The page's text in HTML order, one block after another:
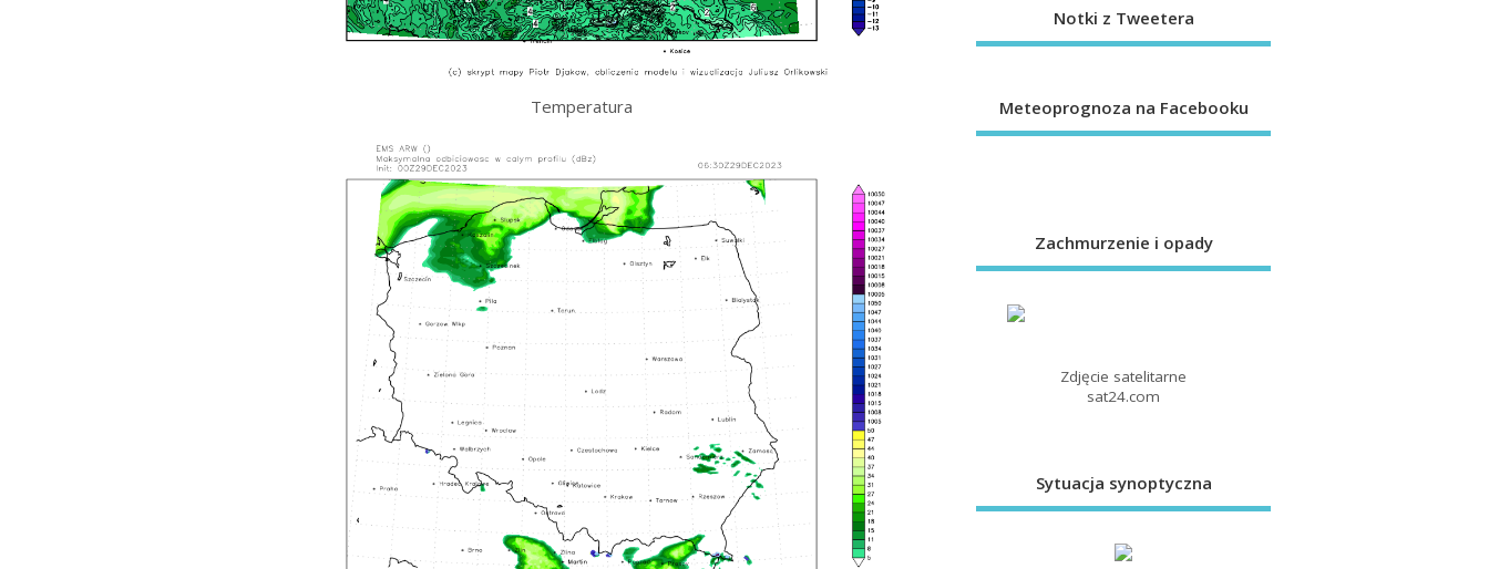
Temperatura
Notki z Tweetera
Meteoprognoza na Facebooku
Zachmurzenie i opady
Zdjęcie satelitarne
sat24.com
Sytuacja synoptyczna